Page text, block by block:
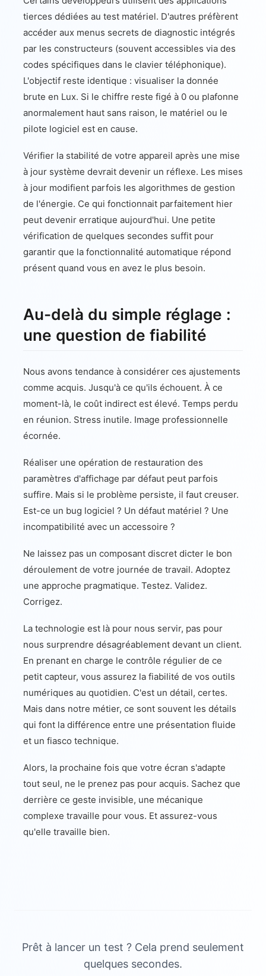
tierces dédiées au test matériel. D'autres préfèrent
accéder aux menus secrets de diagnostic intégrés
par les constructeurs (souvent accessibles via des
codes spécifiques dans le clavier téléphonique).
L'objectif reste identique : visualiser la donnée
brute en Lux. Si le chiffre reste figé à 0 ou plafonne
anormalement haut sans raison, le matériel ou le
pilote logiciel est en cause.
Vérifier la stabilité de votre appareil après une mise
à jour système devrait devenir un réflexe. Les mises
à jour modifient parfois les algorithmes de gestion
de l'énergie. Ce qui fonctionnait parfaitement hier
peut devenir erratique aujourd'hui. Une petite
vérification de quelques secondes suffit pour
garantir que la fonctionnalité automatique répond
présent quand vous en avez le plus besoin.
Au-delà du simple réglage :
une question de fiabilité
Nous avons tendance à considérer ces ajustements
comme acquis. Jusqu'à ce qu'ils échouent. À ce
moment-là, le coût indirect est élevé. Temps perdu
en réunion. Stress inutile. Image professionnelle
écornée.
Réaliser une opération de restauration des
paramètres d'affichage par défaut peut parfois
suffire. Mais si le problème persiste, il faut creuser.
Est-ce un bug logiciel ? Un défaut matériel ? Une
incompatibilité avec un accessoire ?
Ne laissez pas un composant discret dicter le bon
déroulement de votre journée de travail. Adoptez
une approche pragmatique. Testez. Validez.
Corrigez.
La technologie est là pour nous servir, pas pour
nous surprendre désagréablement devant un client.
En prenant en charge le contrôle régulier de ce
petit capteur, vous assurez la fiabilité de vos outils
numériques au quotidien. C'est un détail, certes.
Mais dans notre métier, ce sont souvent les détails
qui font la différence entre une présentation fluide
et un fiasco technique.
Alors, la prochaine fois que votre écran s'adapte
tout seul, ne le prenez pas pour acquis. Sachez que
derrière ce geste invisible, une mécanique
complexe travaille pour vous. Et assurez-vous
qu'elle travaille bien.
Prêt à lancer un test ? Cela prend seulement
quelques secondes.